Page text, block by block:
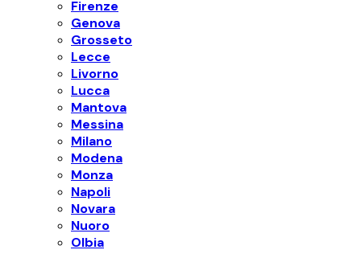
Firenze
Genova
Grosseto
Lecce
Livorno
Lucca
Mantova
Messina
Milano
Modena
Monza
Napoli
Novara
Nuoro
Olbia